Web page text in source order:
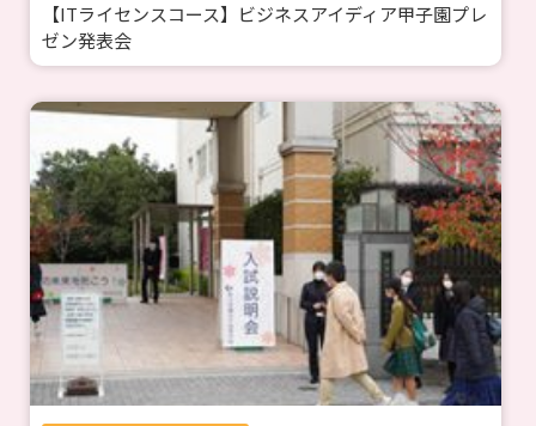
【ITライセンスコース】ビジネスアイディア甲子園プレ
ゼン発表会